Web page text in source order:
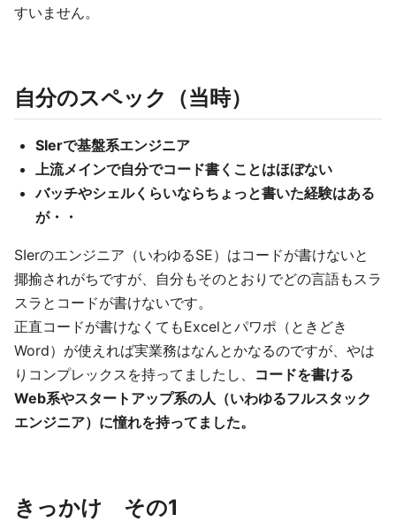
すいません。
自分のスペック（当時）
SIerで基盤系エンジニア
上流メインで自分でコード書くことはほぼない
バッチやシェルくらいならちょっと書いた経験はある
が・・
SIerのエンジニア（いわゆるSE）はコードが書けないと
揶揄されがちですが、自分もそのとおりでどの言語もスラ
スラとコードが書けないです。
正直コードが書けなくてもExcelとパワポ（ときどき
Word）が使えれば実業務はなんとかなるのですが、やは
りコンプレックスを持ってましたし、 コードを書ける
Web系やスタートアップ系の人（いわゆるフルスタック
エンジニア）に憧れを持ってました。
きっかけ その1